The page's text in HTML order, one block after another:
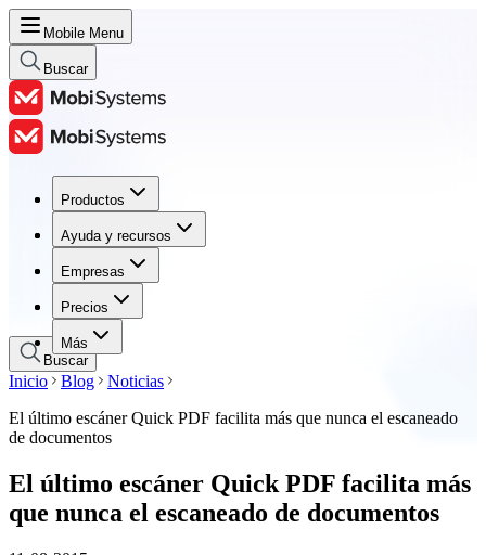
Mobile Menu
Buscar
Productos
Ayuda y recursos
Empresas
Precios
Más
Productos
Ayuda y recursos
Empresas
Precios
Buscar
Inicio Blog
Noticias
El último escáner Quick PDF facilita más que nunca el escaneado
de documentos
El último escáner Quick PDF facilita más
que nunca el escaneado de documentos